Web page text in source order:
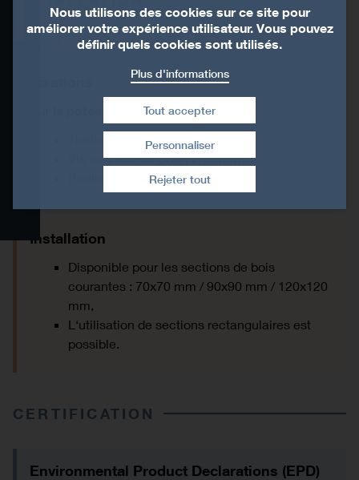
Présentation
MONTAGE
:
Tirefonds Ø10 mm,
Vis connecteur SS-H Ø10 mm,
Boulons Ø10 mm...
Installation
Disponible pour les sections de bois
courantes : 70x70 mm / 90x90 mm / 120x120
mm,
L‘utilisation de sections rectangulaires est
possible.
CERTIFICATION
Environmental Product Declarations (EPD)
Nous utilisons des cookies sur ce site pour
améliorer votre expérience utilisateur. Vous pouvez
définir quels cookies sont utilisés.
Plus d'informations
Rejeter tout
Tout accepter
Retirer le consentement
Personnaliser